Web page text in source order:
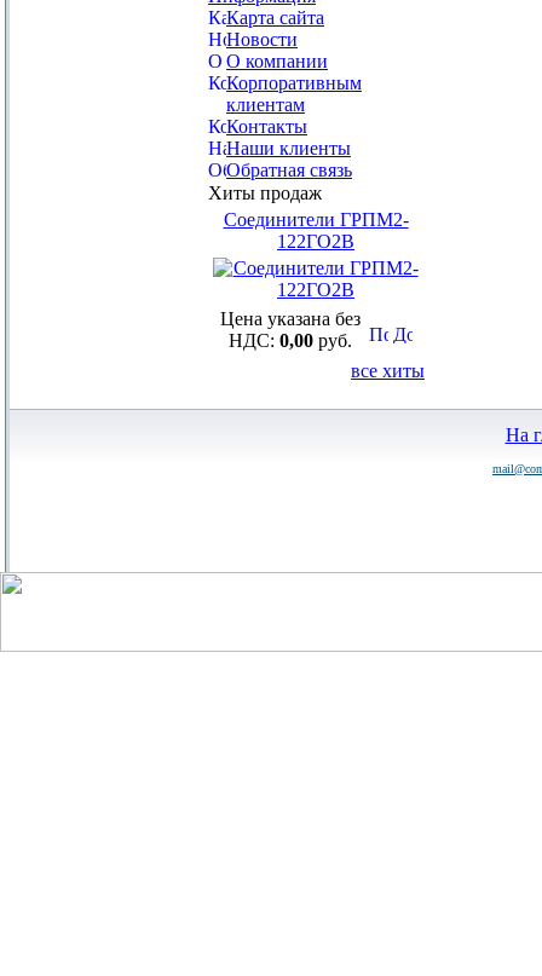
Карта сайта
Новости
О компании
Корпоративным
клиентам
Контакты
Наши клиенты
Обратная связь
Хиты продаж
Соединители ГРПМ2-
122ГО2В
Цена указана без
НДС: 0,00руб.
все хиты
На